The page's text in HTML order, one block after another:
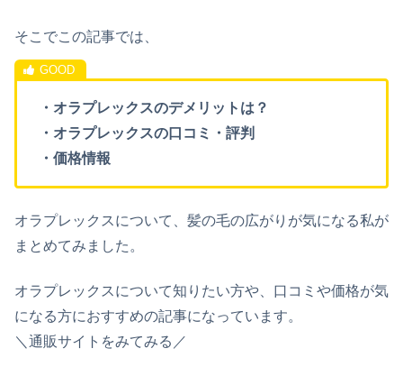
そこでこの記事では、
・オラプレックスのデメリットは？
・オラプレックスの口コミ・評判
・価格情報
オラプレックスについて、髪の毛の広がりが気になる私が
まとめてみました。
オラプレックスについて知りたい方や、口コミや価格が気
になる方におすすめの記事になっています。
＼通販サイトをみてみる／